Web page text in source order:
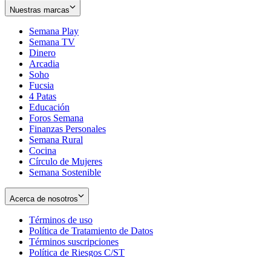
Nuestras marcas
Semana Play
Semana TV
Dinero
Arcadia
Soho
in
new
window
Fucsia
in
new
window
4 Patas
Educación
Foros Semana
Finanzas Personales
Semana Rural
Cocina
Círculo de Mujeres
Semana Sostenible
Acerca de nosotros
Términos de uso
in
new
window
Política de Tratamiento de Datos
Términos suscripciones
in
Política de Riesgos C/ST